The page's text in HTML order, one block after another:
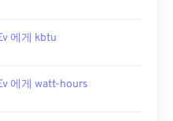
에게 kbtu
에게 watt-hours